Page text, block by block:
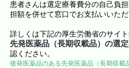
患者さんは選定療養費分の自己負
担額を併せて窓口でお支払いいただ
詳しくは下記の厚生労働省のサイト
先発医薬品（長期収載品）の選
認ください。
後発医薬品のある先発医薬品（長期収載